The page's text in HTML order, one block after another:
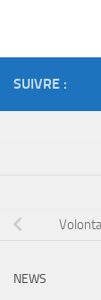
SUIVRE :
NEWS